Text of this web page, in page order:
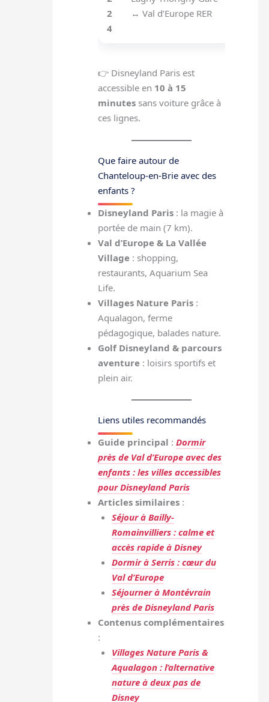
2
4
↔ Val d’Europe RER
👉 Disneyland Paris est
accessible en 10 à 15
minutes sans voiture grâce à
ces lignes.
Que faire autour de
Chanteloup-en-Brie avec des
enfants ?
Disneyland Paris : la magie à
portée de main (7 km).
Val d’Europe & La Vallée
Village : shopping,
restaurants, Aquarium Sea
Life.
Villages Nature Paris :
Aqualagon, ferme
pédagogique, balades nature.
Golf Disneyland & parcours
aventure : loisirs sportifs et
plein air.
Liens utiles recommandés
Guide principal :Dormir
près de Val d’Europe avec des
enfants : les villes accessibles
pour Disneyland Paris
Articles similaires :
Séjour à Bailly-
Romainvilliers : calme et
accès rapide à Disney
Dormir à Serris : cœur du
Val d’Europe
Séjourner à Montévrain
près de Disneyland Paris
Contenus complémentaires
:
Villages Nature Paris &
Aqualagon : l’alternative
nature à deux pas de
Disney